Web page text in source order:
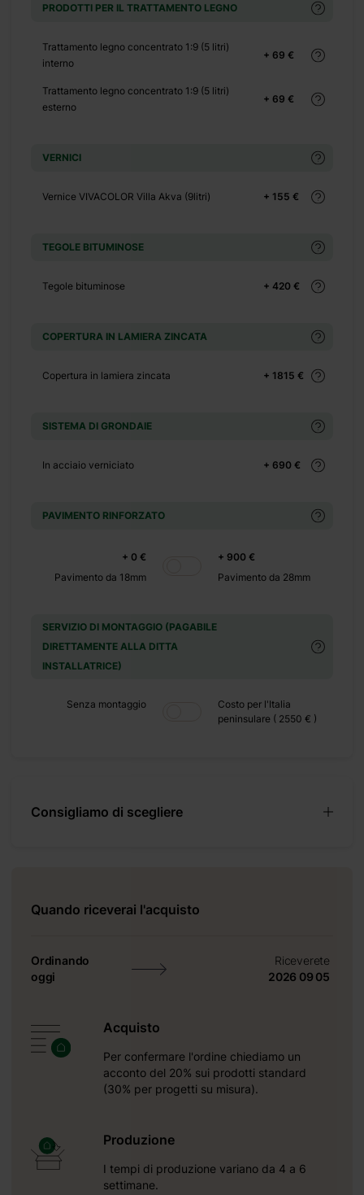
PRODOTTI PER IL TRATTAMENTO LEGNO
+ 69 €
Trattamento legno concentrato 1:9 (5 litri)
interno
+ 69 €
Trattamento legno concentrato 1:9 (5 litri)
esterno
VERNICI
+ 155 €
Vernice VIVACOLOR Villa Akva (9litri)
TEGOLE BITUMINOSE
+ 420 €
Tegole bituminose
COPERTURA IN LAMIERA ZINCATA
+ 1815 €
Copertura in lamiera zincata
SISTEMA DI GRONDAIE
+ 690 €
In acciaio verniciato
PAVIMENTO RINFORZATO
+ 0 €
Pavimento da 18mm
+ 900 €
Pavimento da 28mm
SERVIZIO DI MONTAGGIO (PAGABILE
DIRETTAMENTE ALLA DITTA
INSTALLATRICE)
Senza montaggio
Costo per l'Italia
peninsulare ( 2550 € )
Consigliamo di scegliere
Quando riceverai l'acquisto
Ordinando
oggi
Riceverete
2026 09 05
Acquisto
Per confermare l'ordine chiediamo un
acconto del 20% sui prodotti standard
(30% per progetti su misura).
Produzione
I tempi di produzione variano da 4 a 6
settimane.
+ 0 €
+ 149 €
+ 0 €
+ 0 €
+ 390 €
+ 1100 €
+ 480 €
+ 600 €
di ben 20 metri
esigenze. Puoi